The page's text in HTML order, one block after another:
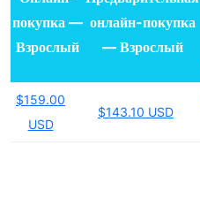
покупка —
Взрослый
онлайн-покупка
— Взрослый
$159.00
USD
$143.10 USD